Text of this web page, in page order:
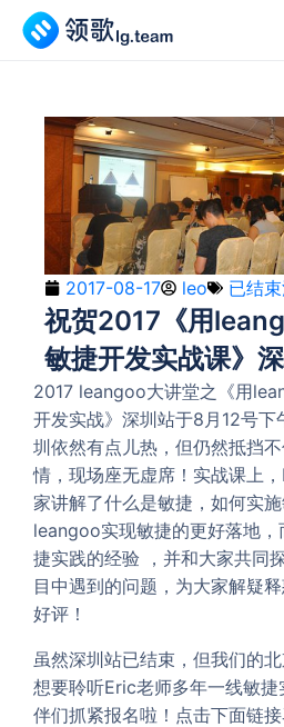
2017-08-17 leo 已结
祝贺2017《用
敏捷开发实战课》
2017 leangoo大讲堂之《用
开发实战》深圳站于8月12号下
圳依然有点儿热，但仍然抵挡
情，现场座无虚席！实战课上
家讲解了什么是敏捷，如何实
leangoo实现敏捷的更好落地，
捷实践的经验 ，并和大家共同
目中遇到的问题，为大家解疑
好评！
虽然深圳站已结束，但我们的
想要聆听Eric老师多年一线敏
伴们抓紧报名啦！点击下面链接